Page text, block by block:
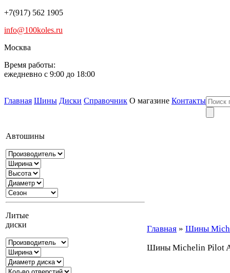
+7(917) 562 1905
info@100koles.ru
Москва
Время работы:
ежедневно с 9:00 до 18:00
Главная Шины Диски Справочник О магазине Контакты
Автошины
Литые
диски
Главная » Шины
Шины Michelin Pilot